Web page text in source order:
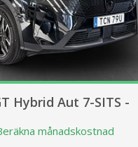
Hybrid Aut 7-SITS -
månadskostnad